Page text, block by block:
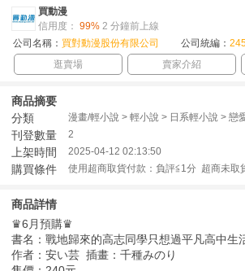
買動漫
信用度： 99% 2 分鐘前上線
公司名稱： 買對動漫股份有限公司 公司統編：
逛賣場
賣家介紹
商品摘要
分類
漫畫/輕小說 > 輕小說 > 日系輕小說 > 戀
刊登數量 2
上架時間 2025-04-12 02:13:50
購買條件 使用超商取貨付款：負評≦1分 超商未
商品詳情
♛6月預購♛
書名：戰地歸來的高志同學只想過平凡高中生
作者：安い芸 插畫：千種みのり